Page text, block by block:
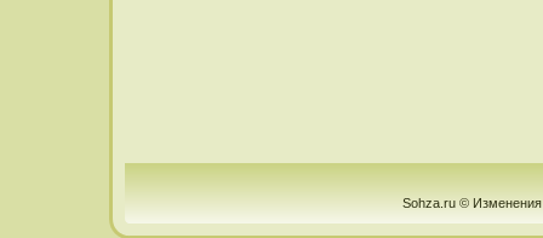
Sohza.ru © Изменения